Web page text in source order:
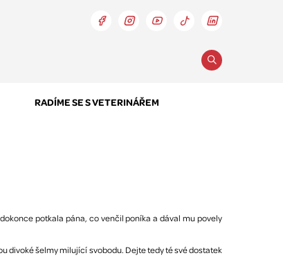
RADÍME SE S VETERINÁŘEM
potkala pána, co venčil poníka a dával mu povely
divoké šelmy milující svobodu. Dejte tedy té své dostatek